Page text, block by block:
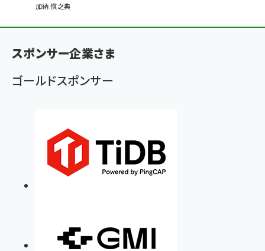
ン
く
ず
加納 愼之典
スポンサー企業さま
ゴールドスポンサー